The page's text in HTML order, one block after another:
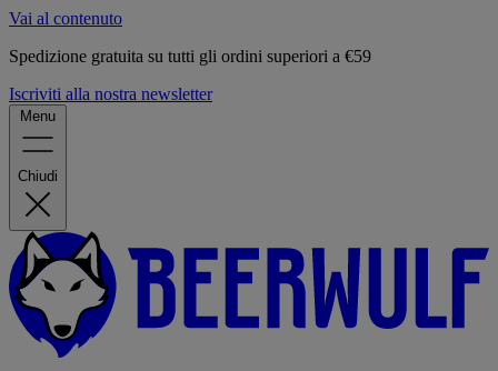
Vai al contenuto
Spedizione gratuita su tutti gli ordini superiori a €59
Iscriviti alla nostra newsletter
Menu
Chiudi